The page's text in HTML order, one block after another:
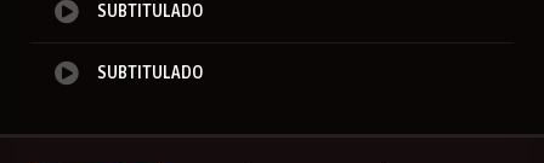
SUBTITULADO
SUBTITULADO